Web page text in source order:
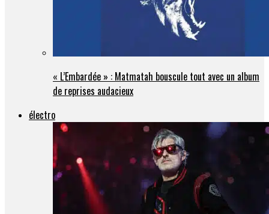
« L’Embardée » : Matmatah bouscule tout avec un album
de reprises audacieux
électro